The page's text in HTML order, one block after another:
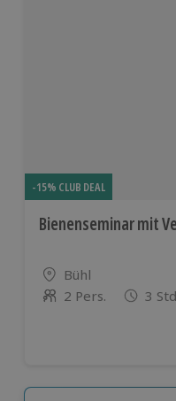
-15% CLUB DEAL
Bienenseminar mit
Standort
Bühl
Anzahl der Teilnehmer
2 Pers. 3 Std